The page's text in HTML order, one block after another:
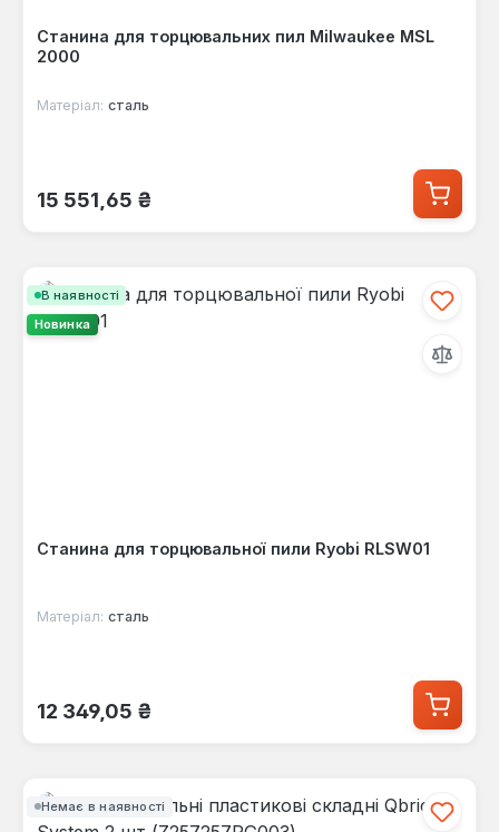
Станина для торцювальних пил Milwaukee MSL
2000
Матеріал: сталь
Звичайна ціна:
15 551,65 ₴
В наявності
Новинка
Станина для торцювальної пили Ryobi RLSW01
Матеріал: сталь
Звичайна ціна:
12 349,05 ₴
Немає в наявності